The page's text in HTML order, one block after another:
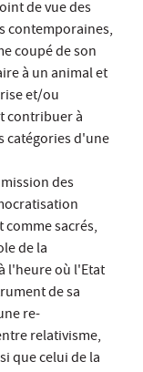
de vue des
contemporaines,
coupé de son
à un animal et
et/ou
contribuer à
catégories d'une
des
sacrés,
de la
l'heure où l'Etat
de sa
re-
relativisme,
que celui de la